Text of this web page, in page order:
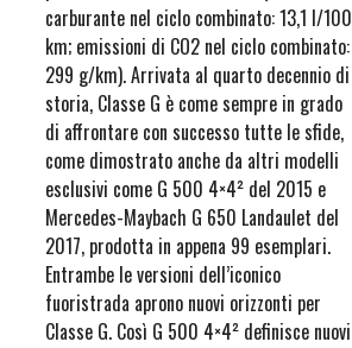
carburante nel ciclo combinato: 13,1 l/100
km; emissioni di CO2 nel ciclo combinato:
299 g/km). Arrivata al quarto decennio di
storia, Classe G è come sempre in grado
di affrontare con successo tutte le sfide,
come dimostrato anche da altri modelli
esclusivi come G 500 4×4² del 2015 e
Mercedes-Maybach G 650 Landaulet del
2017, prodotta in appena 99 esemplari.
Entrambe le versioni dell’iconico
fuoristrada aprono nuovi orizzonti per
Classe G. Così G 500 4×4² definisce nuovi